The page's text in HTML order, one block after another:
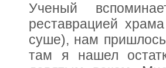
Ученый
реставрацией
суше), нам
там я нашел